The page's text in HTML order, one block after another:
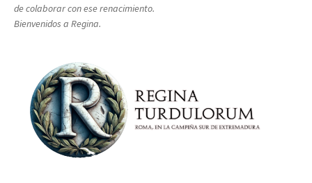
de colaborar con ese renacimiento.
Bienvenidos a Regina.